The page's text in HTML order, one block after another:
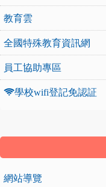
教育雲
全國特殊教育資訊網
員工協助專區
學校wifi登記免認証
網站導覽